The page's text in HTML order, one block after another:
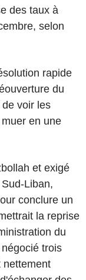
des taux à
selon
rapide
du
voir les
en une
et exigé
Liban,
conclure un
la reprise
du
trois
nettement